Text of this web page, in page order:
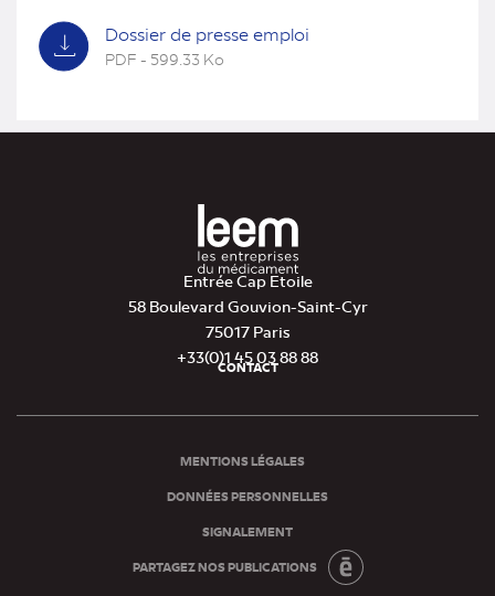
Dossier de presse emploi
PDF - 599.33 Ko
Entrée Cap Etoile
58 Boulevard Gouvion-Saint-Cyr
75017 Paris
+33(0)1 45 03 88 88
de
CONTACT
MENTIONS LÉGALES
DONNÉES PERSONNELLES
SIGNALEMENT
PARTAGEZ NOS PUBLICATIONS